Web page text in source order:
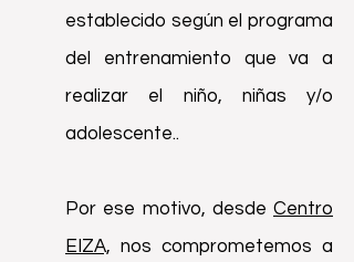
establecido según el programa
del entrenamiento que va a
realizar el niño, niñas y/o
adolescente..
Por ese motivo, desde Centro
EIZA, nos comprometemos a